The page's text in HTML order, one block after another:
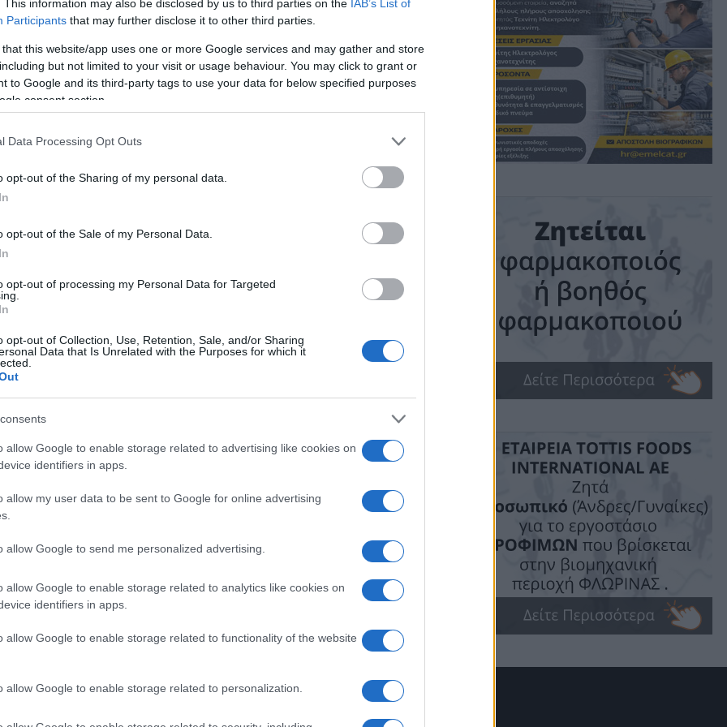
This information may also be disclosed by us to third parties on the IAB’s List of
Participants that may further disclose it to other third parties.
that this website/app uses one or more Google services and may gather and store
but not limited to your visit or usage behaviour. You may click to grant or
to Google and its third-party tags to use your data for below specified purposes
consent section.
Data Processing Opt Outs
opt-out of the Sharing of my personal data.
opt-out of the Sale of my Personal Data.
opt-out of processing my Personal Data for Targeted
opt-out of Collection, Use, Retention, Sale, and/or Sharing
Data that Is Unrelated with the Purposes for which it
allow Google to enable storage related to advertising like cookies on
identifiers in apps.
allow my user data to be sent to Google for online advertising
allow Google to send me personalized advertising.
allow Google to enable storage related to analytics like cookies on
identifiers in apps.
allow Google to enable storage related to functionality of the website
allow Google to enable storage related to personalization.
– Πώς, πότε και τι
και μάθετε πρώτοι όλες τις ειδήσεις!
που δίνει για πρώτη φορά στην ιστορία της Δημόσιας
στους πολίτες να αξιολογούν ηλεκτρονικά, άμεσα
τις υπηρεσίες που τους προσφέρει η κεντρική κυβέρνηση και
οι τελικοί χρήστες θα δηλώνουν με απλό και καθαρό τρόπο